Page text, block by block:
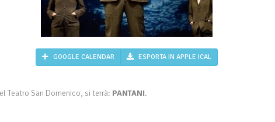
GOOGLE CALENDAR ESPORTA IN APPLE ICAL
Teatro San Domenico, si terrà: PANTANI.